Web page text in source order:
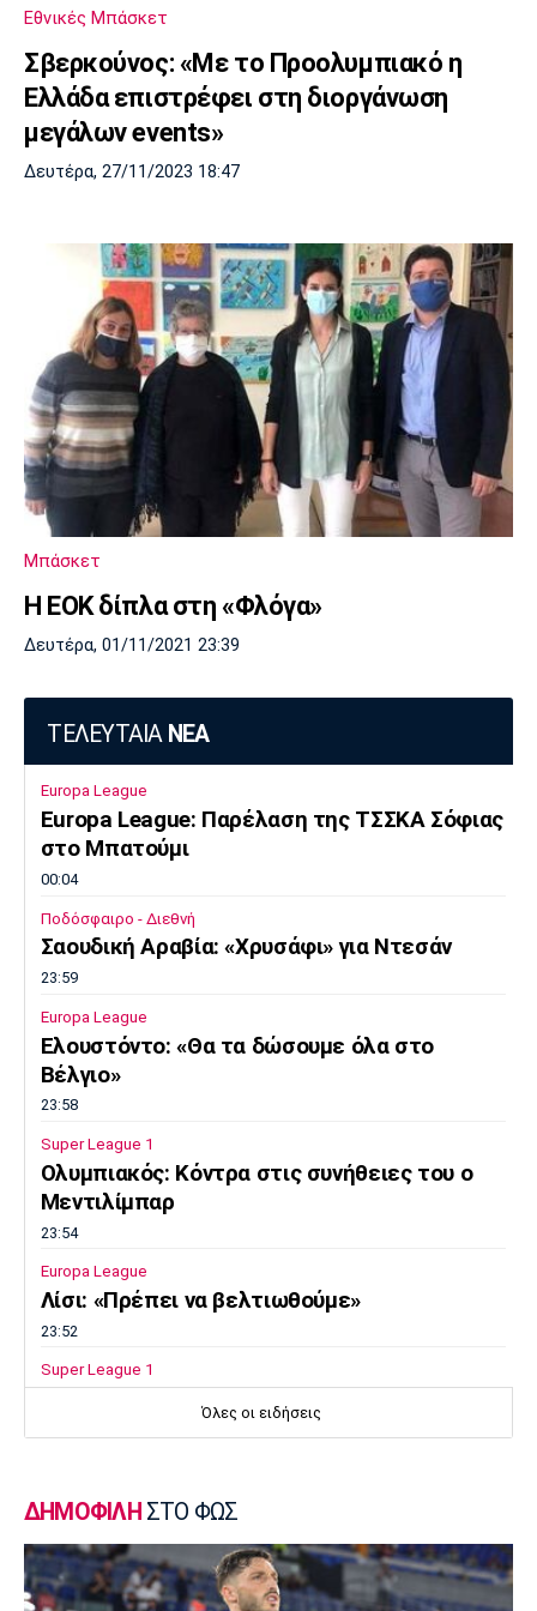
Εθνικές Μπάσκετ
Σβερκούνος: «Με το Προολυμπιακό η
Ελλάδα επιστρέφει στη διοργάνωση
μεγάλων events»
Δευτέρα, 27/11/2023 18:47
Μπάσκετ
Η ΕΟΚ δίπλα στη «Φλόγα»
Δευτέρα, 01/11/2021 23:39
ΤΕΛΕΥΤΑΙΑ ΝΕΑ
Europa League
Europa League: Παρέλαση της ΤΣΣΚΑ Σόφιας
στο Μπατούμι
00:04
Ποδόσφαιρο - Διεθνή
Σαουδική Αραβία: «Χρυσάφι» για Ντεσάν
23:59
Europa League
Ελουστόντο: «Θα τα δώσουμε όλα στο
Βέλγιο»
23:58
Super League 1
Ολυμπιακός: Κόντρα στις συνήθειες του ο
Μεντιλίμπαρ
23:54
Europa League
Λίσι: «Πρέπει να βελτιωθούμε»
23:52
Super League 1
Επιστρέφει αύριο στη Θεσσαλονίκη ο
Επίσημα στον Άρη ο Άνταμ Μοκόκα
23:35
Europa League
Όλες οι ειδήσεις
ΔΗΜΟΦΙΛΗ ΣΤΟ ΦΩΣ